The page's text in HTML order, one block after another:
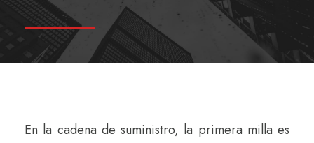
En la cadena de suministro, la primera milla es